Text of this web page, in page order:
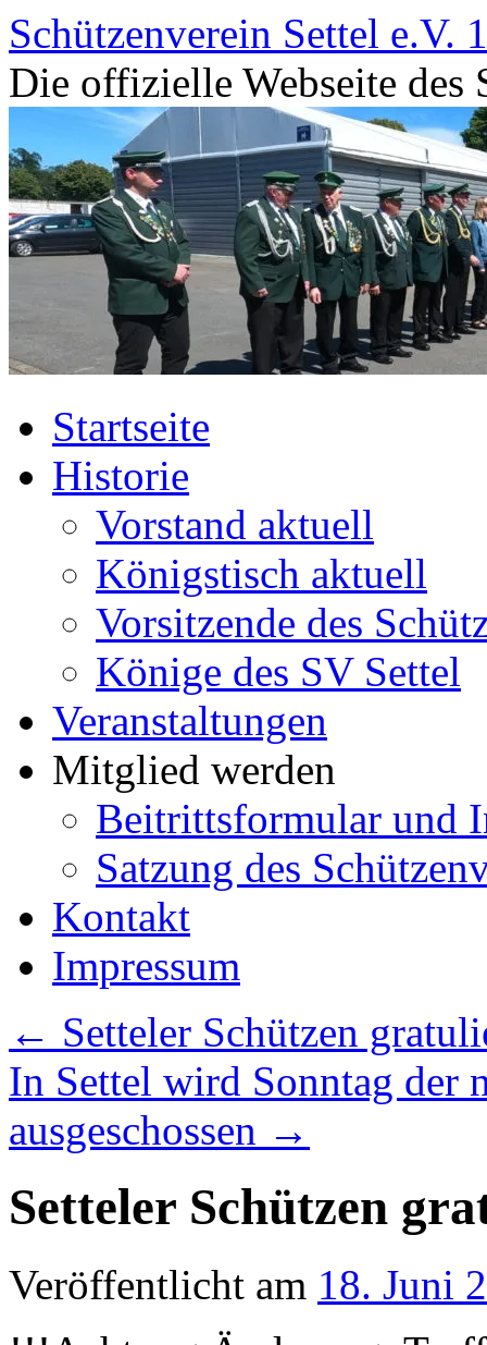
Zum
Inhalt
springen
Schützenverein Settel e.V.
Die offizielle Webseite des
Startseite
Historie
Vorstand aktuell
Königstisch aktuell
Vorsitzende des
Könige des SV Settel
Veranstaltungen
Mitglied werden
Beitrittsformular und
Satzung des
Kontakt
Impressum
← Setteler Schützen
In Settel wird Sonntag der
ausgeschossen →
Setteler Schützen
Veröffentlicht am 18. Juni